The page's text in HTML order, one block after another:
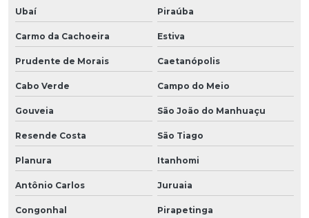
Ubaí Piraúba
Carmo da Cachoeira Estiva
Prudente de Morais Caetanópolis
Cabo Verde Campo do Meio
Gouveia São João do Manhuaçu
Resende Costa São Tiago
Planura Itanhomi
Antônio Carlos Juruaia
Congonhal Pirapetinga